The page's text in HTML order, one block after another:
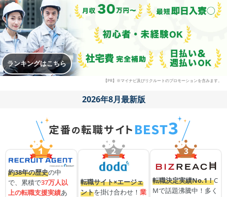
ランキングはこちら
【PR】※マイナビ及びリクルートのプロモーションを含みます。
2026年8月最新版
約38年の歴史の中
で、累積で37万人以
上の転職支援実績あ
転職サイト×エージェ
ントを掛け合わせ！ 業
転職決定実績No.1！C
Mで話題沸騰中！多く